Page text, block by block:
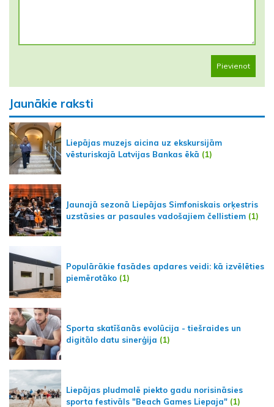
Pievienot
Jaunākie raksti
Liepājas muzejs aicina uz ekskursijām
vēsturiskajā Latvijas Bankas ēkā (1)
Jaunajā sezonā Liepājas Simfoniskais orķestris
uzstāsies ar pasaules vadošajiem čellistiem (1)
Populārākie fasādes apdares veidi: kā izvēlēties
piemērotāko (1)
Sporta skatīšanās evolūcija - tiešraides un
digitālo datu sinerģija (1)
Liepājas pludmalē piekto gadu norisināsies
sporta festivāls "Beach Games Liepaja" (1)